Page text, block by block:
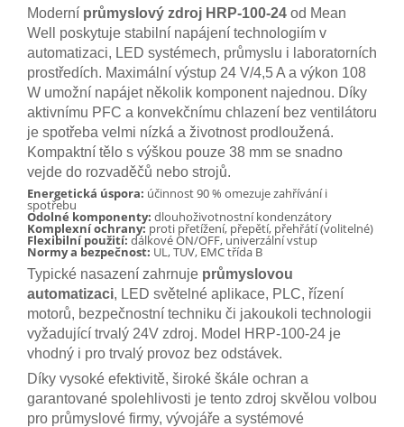
Moderní průmyslový zdroj HRP-100-24 od Mean
Well poskytuje stabilní napájení technologiím v
automatizaci, LED systémech, průmyslu i laboratorních
prostředích. Maximální výstup 24 V/4,5 A a výkon 108
W umožní napájet několik komponent najednou. Díky
aktivnímu PFC a konvekčnímu chlazení bez ventilátoru
je spotřeba velmi nízká a životnost prodloužená.
Kompaktní tělo s výškou pouze 38 mm se snadno
vejde do rozvaděčů nebo strojů.
Energetická úspora: účinnost 90 % omezuje zahřívání i
spotřebu
Odolné komponenty: dlouhoživotnostní kondenzátory
Komplexní ochrany: proti přetížení, přepětí, přehřátí (volitelné)
Flexibilní použití: dálkové ON/OFF, univerzální vstup
Normy a bezpečnost: UL, TUV, EMC třída B
Typické nasazení zahrnuje průmyslovou
automatizaci, LED světelné aplikace, PLC, řízení
motorů, bezpečnostní techniku či jakoukoli technologii
vyžadující trvalý 24V zdroj. Model HRP-100-24 je
vhodný i pro trvalý provoz bez odstávek.
Díky vysoké efektivitě, široké škále ochran a
garantované spolehlivosti je tento zdroj skvělou volbou
pro průmyslové firmy, vývojáře a systémové